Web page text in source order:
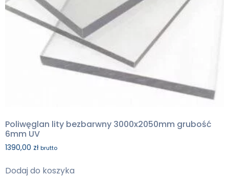
Poliwęglan lity bezbarwny 3000x2050mm grubość
6mm UV
1390,00 zł brutto
Dodaj do koszyka